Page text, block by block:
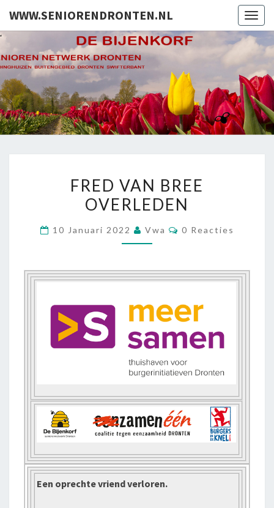
WWW.SENIORENDRONTEN.NL
Het
Netwerk
Voor 30%
Van De
Dronter
Bevolking
VAN
BREE
FRED VAN BREE
OVERLEDEN
10 Januari 2022 Vwa Reacties
0 Reacties
Een oprechte vriend verloren.